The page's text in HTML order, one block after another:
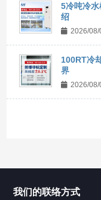
5冷吨冷
绍
2026/08/
100RT冷
界
2026/08/
我们的联络方式